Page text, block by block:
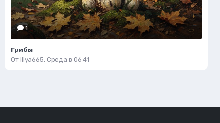
1
Грибы
От iliya665, Среда в 06:41